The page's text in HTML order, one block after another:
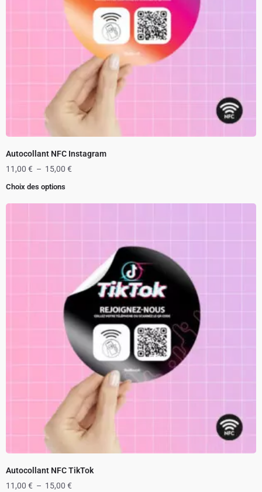
Autocollant NFC Instagram
11,00 € – 15,00 €
Choix des options
Autocollant NFC TikTok
11,00 € – 15,00 €